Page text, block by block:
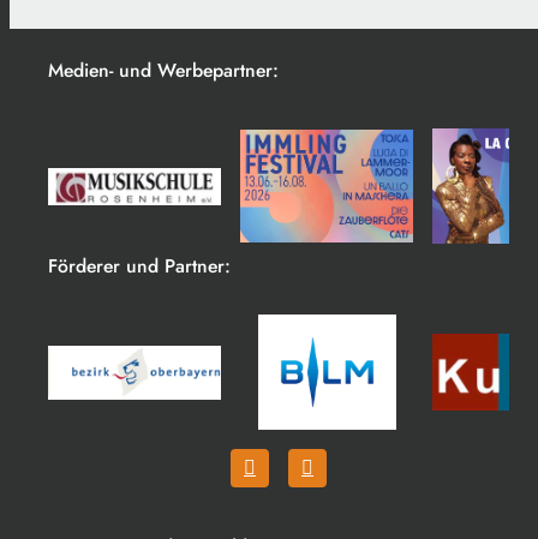
Medien- und Werbepartner:
Förderer und Partner: